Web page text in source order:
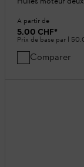
A partir de
5.00 CHF*
Prix de base par l
Comparer